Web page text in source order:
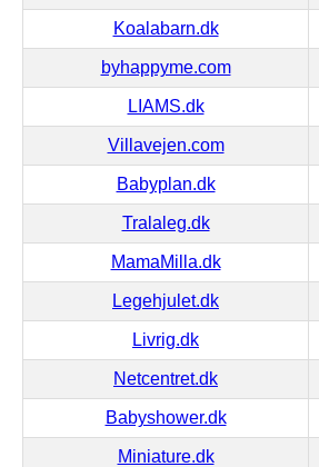
Koalabarn.dk
byhappyme.com
LIAMS.dk
Villavejen.com
Babyplan.dk
Tralaleg.dk
MamaMilla.dk
Legehjulet.dk
Livrig.dk
Netcentret.dk
Babyshower.dk
Miniature.dk